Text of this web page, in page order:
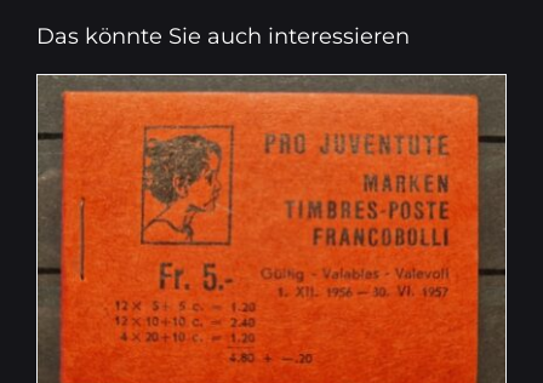
Das könnte Sie auch interessieren